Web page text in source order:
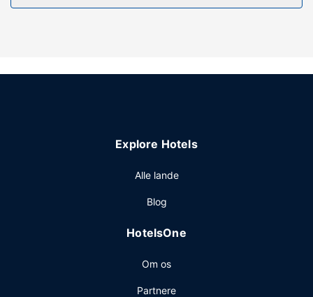
internetadgang og concierge-tjenester.
baren/loungen. Kontinental morgenmad tilbydes mod
Gæsterne har blandt andet adgang til gratis
Explore Hotels
Alle lande
Blog
HotelsOne
Om os
Partnere